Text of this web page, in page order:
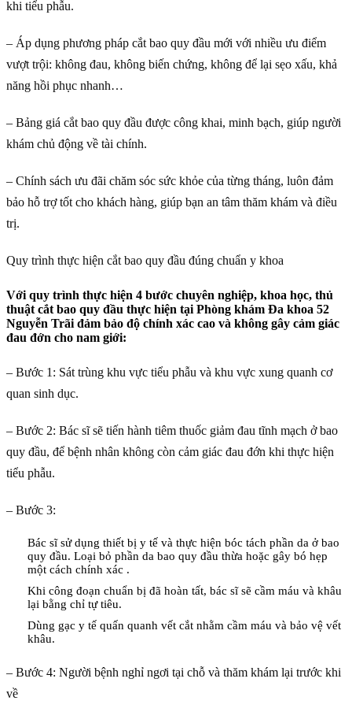
khi tiểu phẫu.
– Áp dụng phương pháp cắt bao quy đầu mới với nhiều ưu điểm
vượt trội: không đau, không biến chứng, không để lại sẹo xấu, khả
năng hồi phục nhanh…
– Bảng giá cắt bao quy đầu được công khai, minh bạch, giúp người
khám chủ động về tài chính.
– Chính sách ưu đãi chăm sóc sức khỏe của từng tháng, luôn đảm
bảo hỗ trợ tốt cho khách hàng, giúp bạn an tâm thăm khám và điều
trị.
Quy trình thực hiện cắt bao quy đầu đúng chuẩn y khoa
Với quy trình thực hiện 4 bước chuyên nghiệp, khoa học, thủ
thuật cắt bao quy đầu thực hiện tại Phòng khám Đa khoa 52
Nguyễn Trãi đảm bảo độ chính xác cao và không gây cảm giác
đau đớn cho nam giới:
– Bước 1: Sát trùng khu vực tiểu phẫu và khu vực xung quanh cơ
quan sinh dục.
– Bước 2: Bác sĩ sẽ tiến hành tiêm thuốc giảm đau tĩnh mạch ở bao
quy đầu, để bệnh nhân không còn cảm giác đau đớn khi thực hiện
tiểu phẫu.
– Bước 3:
Bác sĩ sử dụng thiết bị y tế và thực hiện bóc tách phần da ở bao
quy đầu. Loại bỏ phần da bao quy đầu thừa hoặc gây bó hẹp
một cách chính xác .
Khi công đoạn chuẩn bị đã hoàn tất, bác sĩ sẽ cầm máu và khâu
lại bằng chỉ tự tiêu.
Dùng gạc y tế quấn quanh vết cắt nhằm cầm máu và bảo vệ vết
khâu.
– Bước 4: Người bệnh nghỉ ngơi tại chỗ và thăm khám lại trước khi
về